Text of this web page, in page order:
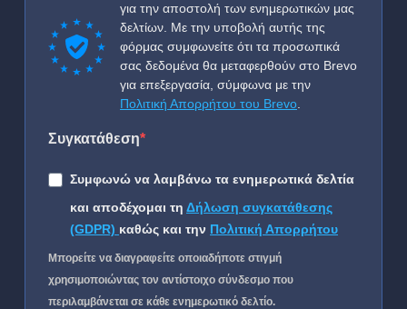
για την αποστολή των ενημερωτικών μας
δελτίων. Με την υποβολή αυτής της
φόρμας συμφωνείτε ότι τα προσωπικά
σας δεδομένα θα μεταφερθούν στο Brevo
για επεξεργασία, σύμφωνα με την
Πολιτική Απορρήτου του Brevo
Συγκατάθεση
Συμφωνώ να λαμβάνω τα ενημερωτικά δελτία
και αποδέχομαι τη Δήλωση συγκατάθεσης
(GDPR) καθώς και την Πολιτική Απορρήτου
Μπορείτε να διαγραφείτε οποιαδήποτε στιγμή
χρησιμοποιώντας τον αντίστοιχο σύνδεσμο που
περιλαμβάνεται σε κάθε ενημερωτικό δελτίο.